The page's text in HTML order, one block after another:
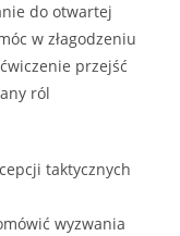
do otwartej
w złagodzeniu
przejść
ról
taktycznych
wyzwania